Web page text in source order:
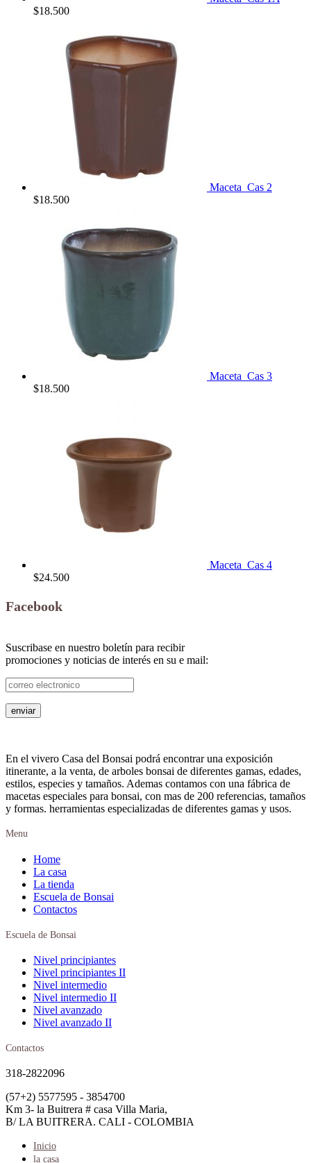
$18.500
Maceta_Cas 2
$18.500
Maceta_Cas 3
$18.500
Maceta_Cas 4
$24.500
Facebook
Suscribase en nuestro boletín para recibir
promociones y noticias de interés en su e mail:
En el vivero Casa del Bonsai podrá encontrar una exposición
itinerante, a la venta, de arboles bonsai de diferentes gamas, edades,
estilos, especies y tamaños. Ademas contamos con una fábrica de
macetas especiales para bonsai, con mas de 200 referencias, tamaños
y formas. herramientas especializadas de diferentes gamas y usos.
Menu
Home
La casa
La tienda
Escuela de Bonsai
Contactos
Escuela de Bonsai
Nivel principiantes
Nivel principiantes II
Nivel intermedio
Nivel intermedio II
Nivel avanzado
Nivel avanzado II
Contactos
318-2822096
(57+2) 5577595 - 3854700
Km 3- la Buitrera # casa Villa Maria,
B/ LA BUITRERA. CALI - COLOMBIA
Inicio
la casa